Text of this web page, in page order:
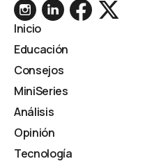
Inicio
Educación
Consejos
MiniSeries
Análisis
Opinión
Tecnología